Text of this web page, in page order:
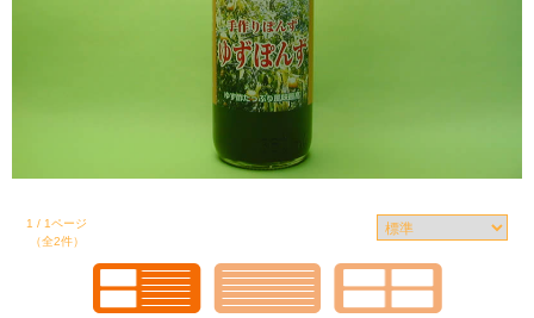
1 / 1ページ
（全2件）